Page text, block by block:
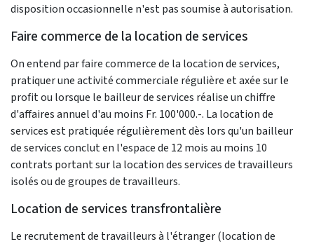
disposition occasionnelle n'est pas soumise à autorisation.
Faire commerce de la location de services
On entend par faire commerce de la location de services,
pratiquer une activité commerciale régulière et axée sur le
profit ou lorsque le bailleur de services réalise un chiffre
d'affaires annuel d'au moins Fr. 100'000.-. La location de
services est pratiquée régulièrement dès lors qu'un bailleur
de services conclut en l'espace de 12 mois au moins 10
contrats portant sur la location des services de travailleurs
isolés ou de groupes de travailleurs.
Location de services transfrontalière
Le recrutement de travailleurs à l'étranger (location de